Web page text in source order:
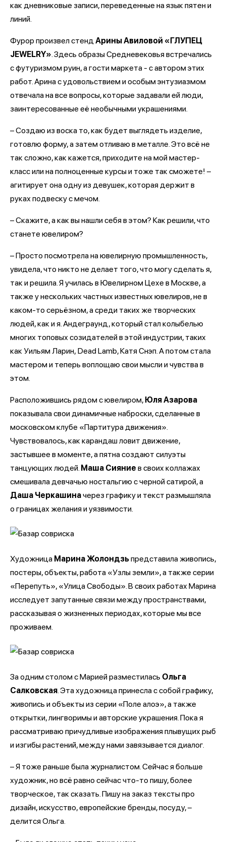
как дневниковые записи, переведенные на язык пятен и
линий.
Фурор произвел стендАрины Авиловой «ГЛУПЕЦ
JEWELRY». Здесь образы Средневековья встречались
с футуризмом руин, а гости маркета - с автором этих
работ. Арина с удовольствием и особым энтузиазмом
отвечала на все вопросы, которые задавали ей люди,
заинтересованные её необычными украшениями.
– Создаю из воска то, как будет выглядеть изделие,
готовлю форму, а затем отливаю в металле. Это всё не
так сложно, как кажется, приходите на мой мастер-
класс или на полноценные курсы и тоже так сможете! –
агитирует она одну из девушек, которая держит в
руках подвеску с мечом.
– Скажите, а как вы нашли себя в этом? Как решили, что
станете ювелиром?
– Просто посмотрела на ювелирную промышленность,
увидела, что никто не делает того, что могу сделать я,
так и решила. Я училась в Ювелирном Цехе в Москве, а
также у нескольких частных известных ювелиров, не в
каком-то серьёзном, а среди таких же творческих
людей, как и я. Андеграунд, который стал колыбелью
многих топовых созидателей в этой индустрии, таких
как Уильям Ларин, Dead Lamb, Катя Снэп. А потом стала
мастером и теперь воплощаю свои мысли и чувства в
этом.
Расположившись рядом с ювелиром, Юля Азарова
показывала свои динамичные наброски, сделанные в
московском клубе «Партитура движения».
Чувствовалось, как карандаш ловит движение,
застывшее в моменте, а пятна создают силуэты
танцующих людей. Маша Сияние в своих коллажах
смешивала девчачью ностальгию с черной сатирой, а
Даша Черкашиначерез графику и текст размышляла
о границах желания и уязвимости.
Художница Марина Жолондзьпредставила живопись,
постеры, объекты, работа «Узлы земли», а также серии
«Перепуть», «Улица Свободы». В своих работах Марина
исследует запутанные связи между пространствами,
рассказывая о жизненных периодах, которые мы все
проживаем.
За одним столом с Марией разместилась Ольга
Салковская . Эта художница принесла с собой графику,
живопись и объекты из серии «Поле алоэ», а также
открытки, лингворимы и авторские украшения. Пока я
рассматриваю причудливые изображения плывущих рыб
и изгибы растений, между нами завязывается диалог.
– Я тоже раньше была журналистом. Сейчас я больше
художник, но всё равно сейчас что-то пишу, более
творческое, так сказать. Пишу на заказ тексты про
дизайн, искусство, европейские бренды, посуду, –
делится Ольга.